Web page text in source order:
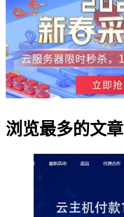
浏览最多的文章